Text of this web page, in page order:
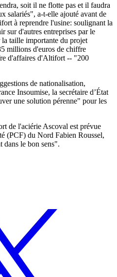
soit il ne flotte pas et il faudra
salariés", a-t-elle ajouté avant de
à reprendre l'usine: soulignant la
sur d'autres entreprises par le
la taille importante du projet
millions d'euros de chiffre
d'affaires d'Altifort -- "200
de nationalisation,
Insoumise, la secrétaire d’État
une solution pérenne" pour les
de l'aciérie Ascoval est prévue
(PCF) du Nord Fabien Roussel,
dans le bon sens".